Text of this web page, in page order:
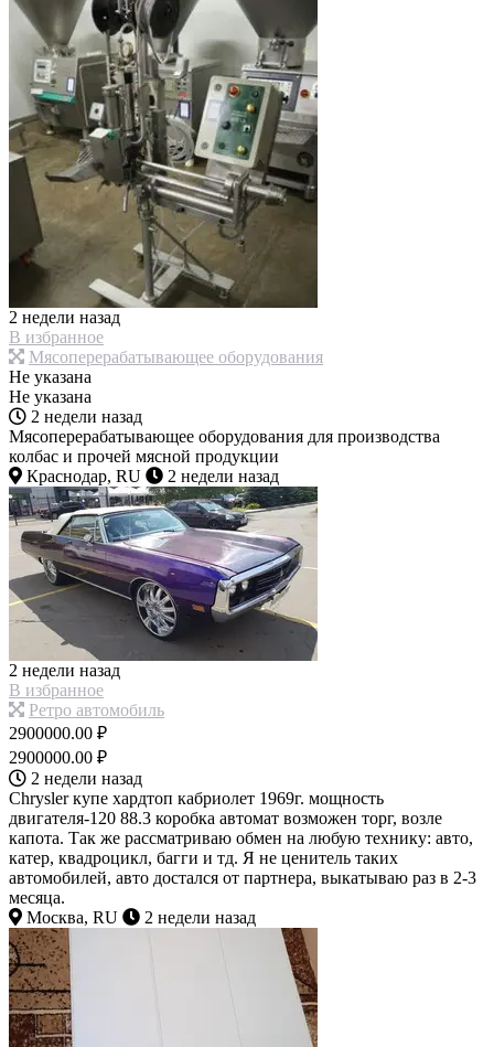
2 недели назад
В избранное
Мясоперерабатывающее оборудования
Не указана
Не указана
2 недели назад
Мясоперерабатывающее оборудования для производства
колбас и прочей мясной продукции
Краснодар, RU
2 недели назад
2 недели назад
В избранное
Ретро автомобиль
2900000.00 ₽
2900000.00 ₽
2 недели назад
Chrysler купе хардтоп кабриолет 1969г. мощность
двигателя-120 88.3 коробка автомат возможен торг, возле
капота. Так же рассматриваю обмен на любую технику: авто,
катер, квадроцикл, багги и тд. Я не ценитель таких
автомобилей, авто достался от партнера, выкатываю раз в 2-3
месяца.
Москва, RU
2 недели назад